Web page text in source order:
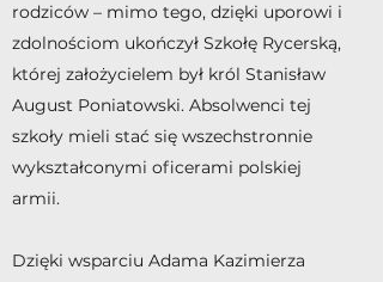
rodziców – mimo tego, dzięki uporowi i
zdolnościom ukończył Szkołę Rycerską,
której założycielem był król Stanisław
August Poniatowski. Absolwenci tej
szkoły mieli stać się wszechstronnie
wykształconymi oficerami polskiej
armii.
Dzięki wsparciu Adama Kazimierza